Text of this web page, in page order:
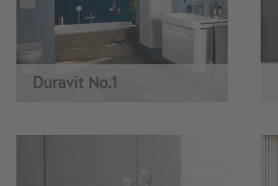
Duravit No.1